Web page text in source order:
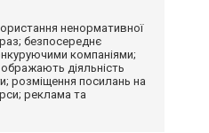
ненормативної
безпосереднє
компаніями;
діяльність
розміщення посилань на
реклама та